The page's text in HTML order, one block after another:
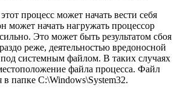
процесс может начать вести себя
может начать нагружать процессор
Это может быть результатом сбоя
реже, деятельностью вредоносной
системным файлом. В таких случаях
файла процесса. Файл
в папке C:\Windows\System32.